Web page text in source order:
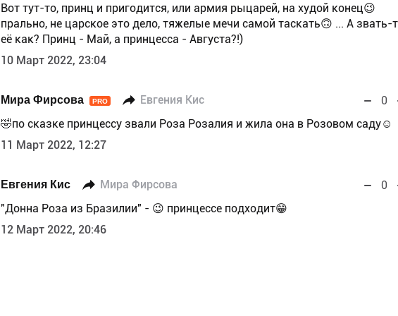
Вот тут-то, принц и пригодится, или армия рыцарей, на худой конец😉
прально, не царское это дело, тяжелые мечи самой таскать🙃 ... А звать-
её как? Принц - Май, а принцесса - Августа?!)
10 Март 2022, 23:04
Мира Фирсова PRO Евгения Кис
0
🤣по сказке принцессу звали Роза Розалия и жила она в Розовом саду☺️
11 Март 2022, 12:27
Евгения Кис Мира Фирсова
0
"Донна Роза из Бразилии" - 😉 принцессе подходит😁
12 Март 2022, 20:46